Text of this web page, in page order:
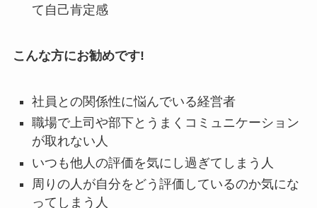
て自己肯定感
こんな方にお勧めです!
社員との関係性に悩んでいる経営者
職場で上司や部下とうまくコミュニケーション
が取れない人
いつも他人の評価を気にし過ぎてしまう人
周りの人が自分をどう評価しているのか気にな
ってしまう人